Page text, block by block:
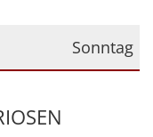
Sonntag